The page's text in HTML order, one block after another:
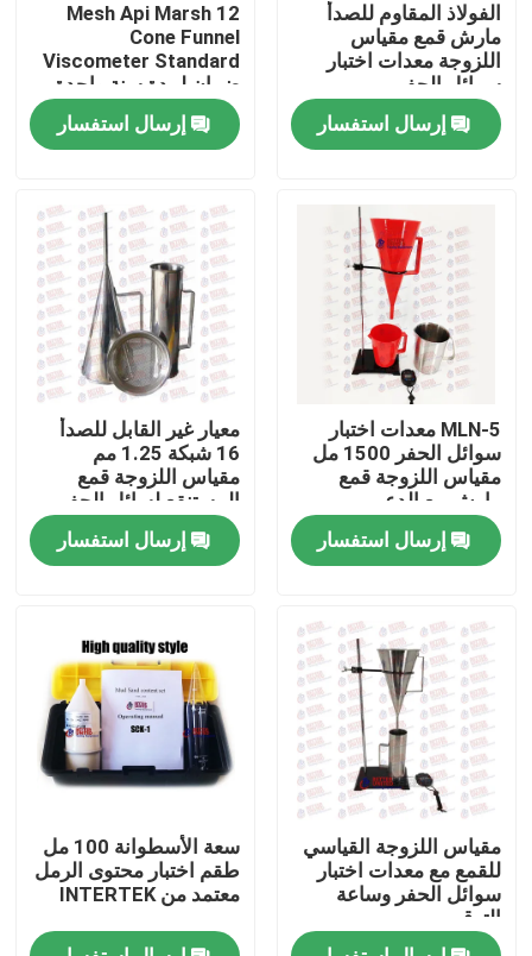
منزل
المنتجات
حول بنا
جولة في المعمل
ضبط الجودة
اتصل بنا
طلب اقتباس
آلة اختبار عالمية
آلة اختبار التربة
آلة اختبار الخرسانة
الفولاذ المقاوم للصدأ
مارش قمع مقياس
اللزوجة معدات اختبار
سوائل الحفر
إرسال استفسار
12 Mesh Api Marsh
Cone Funnel
Viscometer Standard
ضمان لمدة سنة واحدة
إرسال استفسار
MLN-5 معدات اختبار
سوائل الحفر 1500 مل
مقياس اللزوجة قمع
مارش مع الدعم
إرسال استفسار
معيار غير القابل للصدأ
16 شبكة 1.25 مم
مقياس اللزوجة قمع
المستنقع لسائل الحفر
إرسال استفسار
مقياس اللزوجة القياسي
للقمع مع معدات اختبار
سوائل الحفر وساعة
التوقيت
سعة الأسطوانة 100 مل
طقم اختبار محتوى الرمل
معتمد من INTERTEK